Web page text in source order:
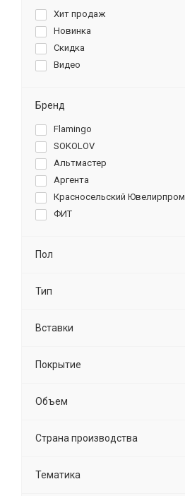
Хит продаж
Новинка
Скидка
Видео
Бренд
Flamingo
SOKOLOV
Альтмастер
Аргента
Красносельский Ювелирпром
ФИТ
Пол
Тип
Вставки
Покрытие
Объем
Страна производства
Тематика